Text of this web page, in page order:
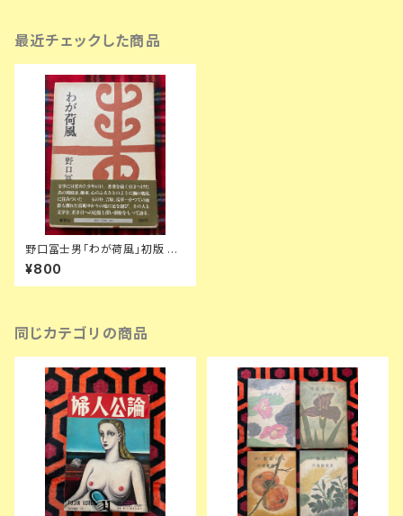
最近チェックした商品
野口冨士男「わが荷風」初版 帯
付き 函入り 装幀:芹沢銈介 集英
社
¥800
同じカテゴリの商品